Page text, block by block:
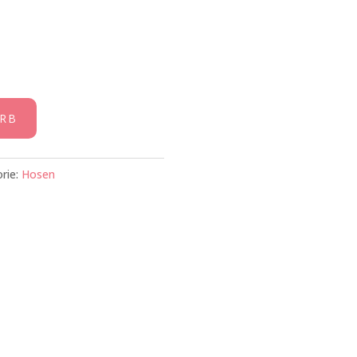
Hosen